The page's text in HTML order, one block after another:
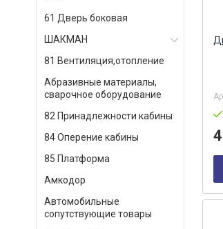
61 Дверь боковая
ШАКМАН
81 Вентиляция,отопление
Абразивные материалы,
сварочное оборудование
82 Принадлежности кабины
84 Оперение кабины
85 Платформа
Амкодор
Автомобильные
сопутствующие товары